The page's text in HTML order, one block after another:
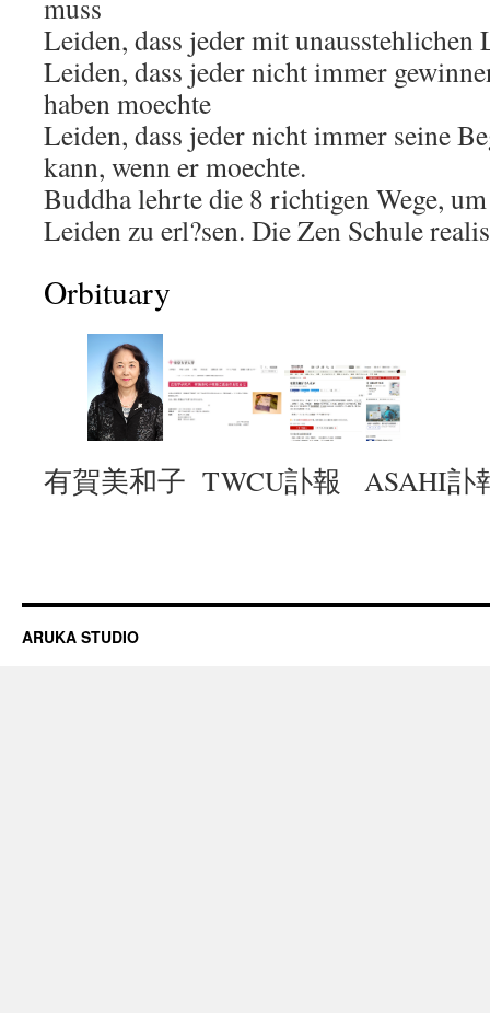
muss
Leiden, dass jeder mit unausstehlichen
Leiden, dass jeder nicht immer
haben moechte
Leiden, dass jeder nicht immer seine
kann, wenn er moechte.
Buddha lehrte die 8 richtigen Wege,
Leiden zu erl?sen. Die Zen Schule
Orbituary
有賀美和子 TWCU訃報 ASAHI訃
ARUKA STUDIO